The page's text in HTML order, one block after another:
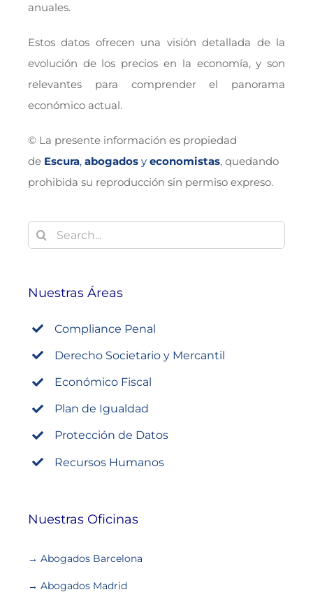
anuales.
Estos datos ofrecen una visión detallada de la
evolución de los precios en la economía, y son
relevantes para comprender el panorama
económico actual.
© La presente información es propiedad
de Escura, abogadosy economistas, quedando
prohibida su reproducción sin permiso expreso.
Buscar:
Nuestras Áreas
Compliance Penal
Derecho Societario y Mercantil
Económico Fiscal
Plan de Igualdad
Protección de Datos
Recursos Humanos
Nuestras Oficinas
→ Abogados Barcelona
→ Abogados Madrid